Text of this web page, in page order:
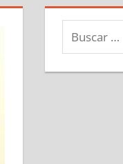
Buscar: